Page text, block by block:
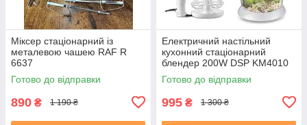
Міксер стаціонарний із
металевою чашею RAF R
6637
Готово до відправки
890 ₴ 1 190 ₴
Електричний настільний
кухонний стаціонарний
блендер 200W DSP KM4010
Готово до відправки
995 ₴ 1 300 ₴